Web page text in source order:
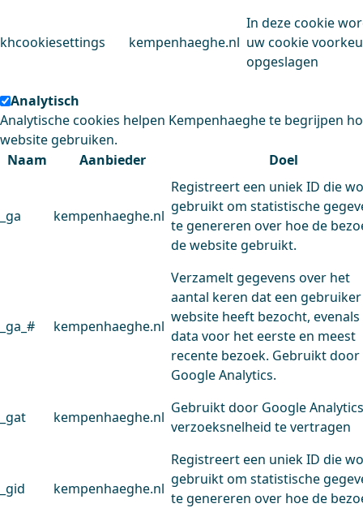
khcookiesettings kempenhaeghe.nl
In deze cookie
uw cookie
opgeslagen
Analytisch
Analytische cookies helpen Kempenhaeghe te begrijpen
website gebruiken.
Naam
Aanbieder Doel
_ga kempenhaeghe.nl
Registreert een uniek ID die
gebruikt om statistische
te genereren over hoe de
de website gebruikt.
_ga_# kempenhaeghe.nl
Verzamelt gegevens over het
aantal keren dat een
website heeft bezocht, evenals
data voor het eerste en meest
recente bezoek. Gebruikt door
Google Analytics.
_gat kempenhaeghe.nl
Gebruikt door Google
verzoeksnelheid te vertragen
_gid kempenhaeghe.nl
Registreert een uniek ID die
gebruikt om statistische
te genereren over hoe de